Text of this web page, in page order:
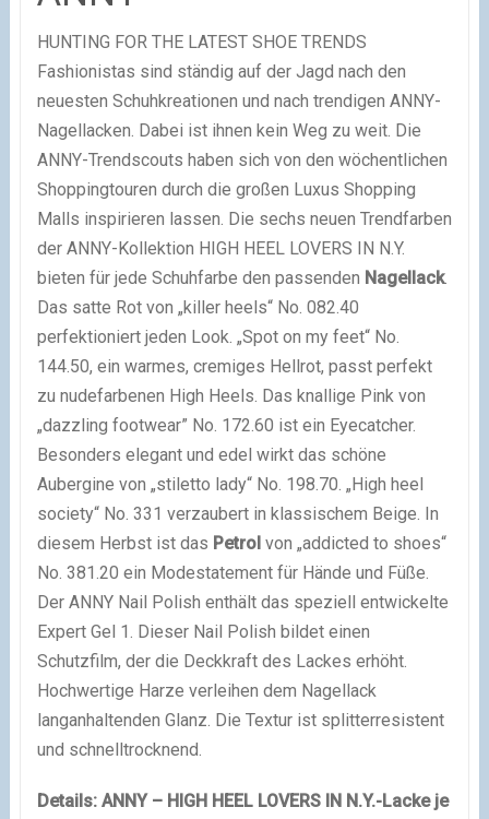
HUNTING FOR THE LATEST SHOE TRENDS
Fashionistas sind ständig auf der Jagd nach den
neuesten Schuhkreationen und nach trendigen ANNY-
Nagellacken. Dabei ist ihnen kein Weg zu weit. Die
ANNY-Trendscouts haben sich von den wöchentlichen
Shoppingtouren durch die großen Luxus Shopping
Malls inspirieren lassen. Die sechs neuen Trendfarben
der ANNY-Kollektion HIGH HEEL LOVERS IN N.Y.
bieten für jede Schuhfarbe den passenden Nagellack.
Das satte Rot von „killer heels“ No. 082.40
perfektioniert jeden Look. „Spot on my feet“ No.
144.50, ein warmes, cremiges Hellrot, passt perfekt
zu nudefarbenen High Heels. Das knallige Pink von
„dazzling footwear” No. 172.60 ist ein Eyecatcher.
Besonders elegant und edel wirkt das schöne
Aubergine von „stiletto lady“ No. 198.70. „High heel
society“ No. 331 verzaubert in klassischem Beige. In
diesem Herbst ist das Petrol von „addicted to shoes“
No. 381.20 ein Modestatement für Hände und Füße.
Der ANNY Nail Polish enthält das speziell entwickelte
Expert Gel 1. Dieser Nail Polish bildet einen
Schutzfilm, der die Deckkraft des Lackes erhöht.
Hochwertige Harze verleihen dem Nagellack
langanhaltenden Glanz. Die Textur ist splitterresistent
und schnelltrocknend.
Details: ANNY – HIGH HEEL LOVERS IN N.Y.-Lacke je